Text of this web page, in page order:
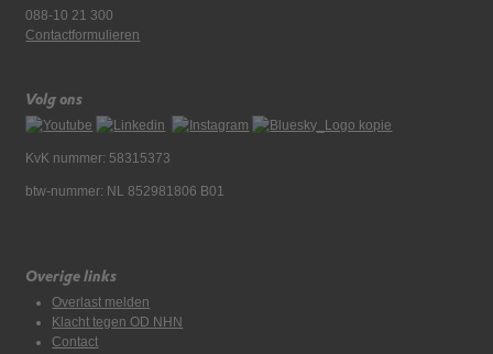
088-10 21 300
Contactformulieren
Volg ons
KvK nummer: 58315373
btw-nummer: NL 852981806 B01
Overige links
Overlast melden
Klacht tegen OD NHN
Contact